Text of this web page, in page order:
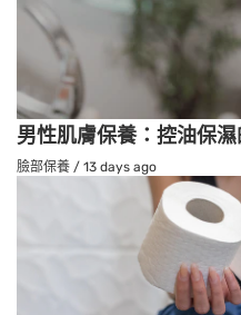
男性肌膚保養：控油保
臉部保養 / 13 days ago